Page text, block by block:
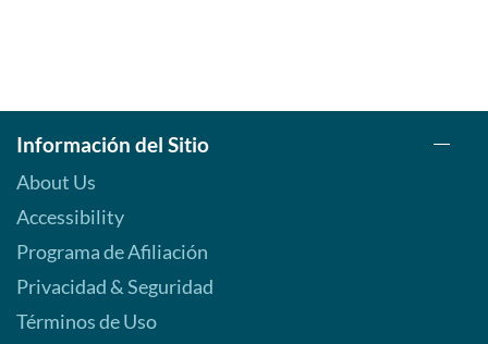
Información del Sitio
About Us
Accessibility
Programa de Afiliación
Privacidad & Seguridad
Términos de Uso